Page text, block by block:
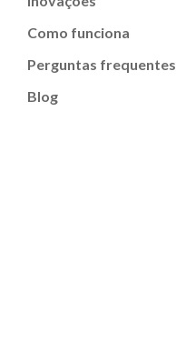
Como funciona
Perguntas frequentes
Blog